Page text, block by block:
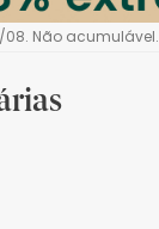
Não acumulável.